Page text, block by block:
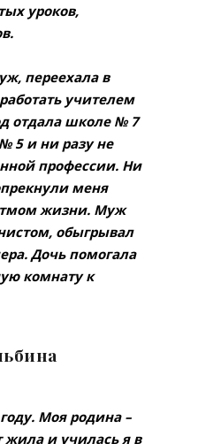
уроков,
переехала в
учителем
отдала школе № 7
5 и ни разу не
профессии. Ни
меня
жизни. Муж
обыгрывал
Дочь помогала
комнату к
Моя родина –
жила и училась я в